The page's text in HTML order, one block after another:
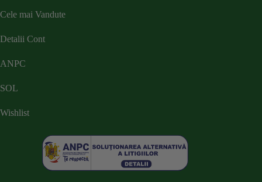
Cele mai Vandute
Detalii Cont
ANPC
SOL
Wishlist